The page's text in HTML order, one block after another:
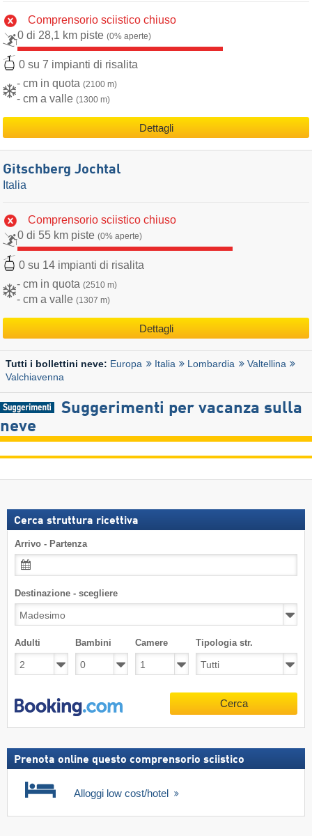
Comprensorio sciistico chiuso
0 di 28,1 km piste (0% aperte)
0 su 7 impianti di risalita
- cm in quota (2100 m)
- cm a valle (1300 m)
Dettagli
Gitschberg Jochtal
Italia
Comprensorio sciistico chiuso
0 di 55 km piste (0% aperte)
0 su 14 impianti di risalita
- cm in quota (2510 m)
- cm a valle (1307 m)
Dettagli
Tutti i bollettini neve: Europa Italia Lombardia
Valtellina
Valchiavenna
Suggerimenti per vacanza sulla
neve
Cerca struttura ricettiva
Arrivo - Partenza
Destinazione - scegliere
Adulti Bambini Camere Tipologia str.
Cerca
Prenota online questo comprensorio sciistico
Alloggi low cost/hotel